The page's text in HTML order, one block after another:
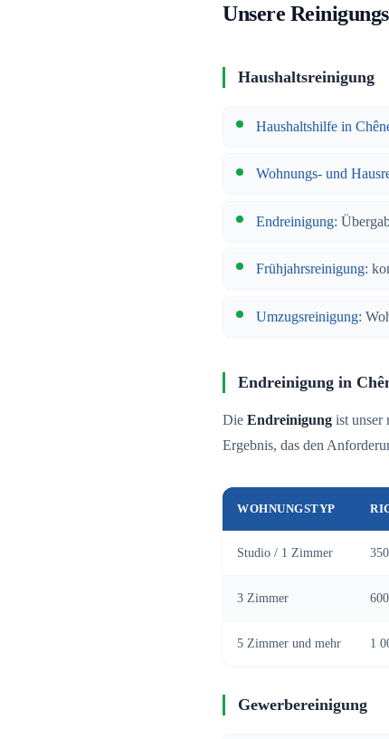
Unsere
Haushaltsreinigung
Haushaltshilfe in
Wohnungs- und
Endreinigung:
Frühjahrsreinigung:
Umzugsreinigung:
Endreinigung in
Die Endreinigung ist unser
Ergebnis, das den
WOHNUNGSTYP
Studio / 1 Zimmer
3 Zimmer
5 Zimmer und mehr 1
Gewerbereinigung